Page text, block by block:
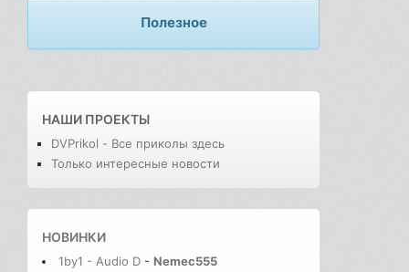
Полезное
НАШИ ПРОЕКТЫ
DVPrikol - Все приколы здесь
Только интересные новости
НОВИНКИ
1by1 - Audio D - Nemec555